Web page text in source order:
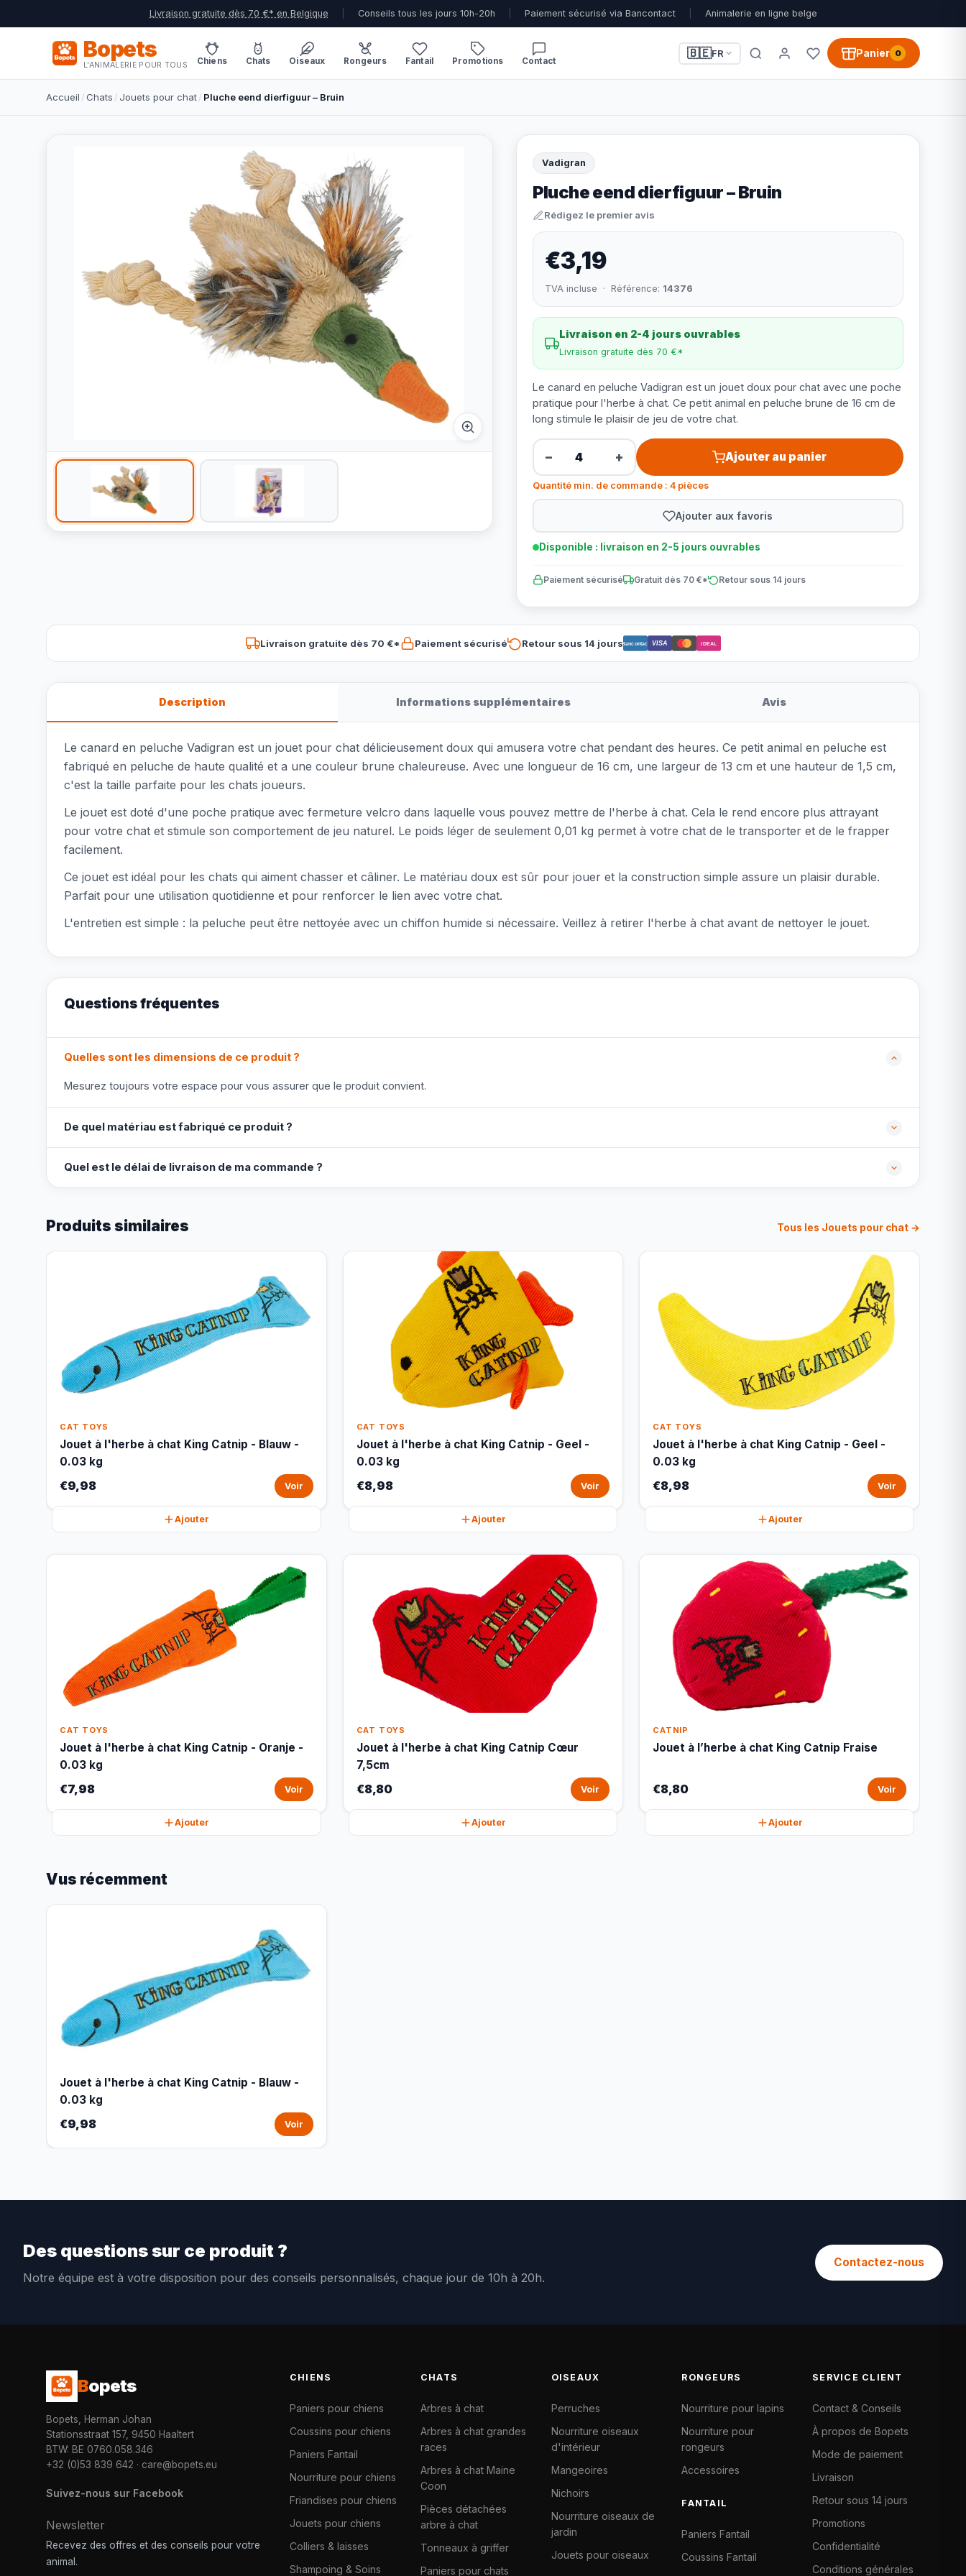
Livraison gratuite dès 70 €* en Belgique Conseils tous les jours 10h-20h Paiement sécurisé via Bancontact Animalerie en ligne belge
Bopets
L'ANIMALERIE POUR TOUS Chiens Chats Oiseaux Rongeurs Fantail Promotions Contact
🇧🇪FR Panier 0
Accueil /Chats /Jouets pour chat/ Pluche eend dierfiguur – Bruin
Vadigran
Pluche eend dierfiguur – Bruin
Rédigez le premier avis
€3,19
TVA incluse · Référence: 14376
Livraison en 2-4 jours ouvrables
Livraison gratuite dès 70 €*
Le canard en peluche Vadigran est un jouet doux pour chat avec une poche
pratique pour l'herbe à chat. Ce petit animal en peluche brune de 16 cm de
long stimule le plaisir de jeu de votre chat.
− + Ajouter au panier
Quantité min. de commande : 4 pièces
Ajouter aux favoris
Disponible : livraison en 2-5 jours ouvrables
Paiement sécurisé Gratuit dès 70 €* Retour sous 14 jours
Livraison gratuite dès 70 €* Paiement sécurisé Retour sous 14 joursBancontact VISA iDEAL
Description Informations supplémentaires Avis
Le canard en peluche Vadigran est un jouet pour chat délicieusement doux qui amusera votre chat pendant des heures. Ce petit animal en peluche est
fabriqué en peluche de haute qualité et a une couleur brune chaleureuse. Avec une longueur de 16 cm, une largeur de 13 cm et une hauteur de 1,5 cm,
c'est la taille parfaite pour les chats joueurs.
Le jouet est doté d'une poche pratique avec fermeture velcro dans laquelle vous pouvez mettre de l'herbe à chat. Cela le rend encore plus attrayant
pour votre chat et stimule son comportement de jeu naturel. Le poids léger de seulement 0,01 kg permet à votre chat de le transporter et de le frapper
facilement.
Ce jouet est idéal pour les chats qui aiment chasser et câliner. Le matériau doux est sûr pour jouer et la construction simple assure un plaisir durable.
Parfait pour une utilisation quotidienne et pour renforcer le lien avec votre chat.
L'entretien est simple : la peluche peut être nettoyée avec un chiffon humide si nécessaire. Veillez à retirer l'herbe à chat avant de nettoyer le jouet.
Questions fréquentes
Quelles sont les dimensions de ce produit ?
Mesurez toujours votre espace pour vous assurer que le produit convient.
De quel matériau est fabriqué ce produit ?
Quel est le délai de livraison de ma commande ?
Produits similaires Tous les Jouets pour chat →
CAT TOYS
Jouet à l'herbe à chat King Catnip - Blauw -
0.03 kg
€9,98 Voir
Ajouter
CAT TOYS
Jouet à l'herbe à chat King Catnip - Geel -
0.03 kg
€8,98 Voir
Ajouter
CAT TOYS
Jouet à l'herbe à chat King Catnip - Geel -
0.03 kg
€8,98 Voir
Ajouter
CAT TOYS
Jouet à l'herbe à chat King Catnip - Oranje -
0.03 kg
€7,98 Voir
Ajouter
CAT TOYS
Jouet à l'herbe à chat King Catnip Cœur
7,5cm
€8,80 Voir
Ajouter
CATNIP
Jouet à l’herbe à chat King Catnip Fraise
€8,80 Voir
Ajouter
Vus récemment
Jouet à l'herbe à chat King Catnip - Blauw -
0.03 kg
€9,98 Voir
Des questions sur ce produit ?
Notre équipe est à votre disposition pour des conseils personnalisés, chaque jour de 10h à 20h.
Contactez-nous
Bopets
Bopets, Herman Johan
Stationsstraat 157, 9450 Haaltert
BTW: BE 0760.058.346
+32 (0)53 839 642 · care@bopets.eu
Suivez-nous sur Facebook
Newsletter
Recevez des offres et des conseils pour votre
animal.
CHIENS
Paniers pour chiens
Coussins pour chiens
Paniers Fantail
Nourriture pour chiens
Friandises pour chiens
Jouets pour chiens
Colliers & laisses
Shampoing & Soins
CHATS
Arbres à chat
Arbres à chat grandes
races
Arbres à chat Maine
Coon
Pièces détachées
arbre à chat
Tonneaux à griffer
Paniers pour chats
OISEAUX
Perruches
Nourriture oiseaux
d'intérieur
Mangeoires
Nichoirs
Nourriture oiseaux de
jardin
Jouets pour oiseaux
RONGEURS
Nourriture pour lapins
Nourriture pour
rongeurs
Accessoires
FANTAIL
Paniers Fantail
Coussins Fantail
SERVICE CLIENT
Contact & Conseils
À propos de Bopets
Mode de paiement
Livraison
Retour sous 14 jours
Promotions
Confidentialité
Conditions générales